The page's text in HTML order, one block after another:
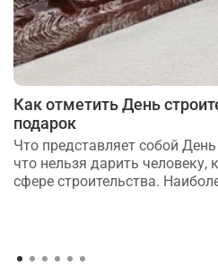
Как отметить День
подарок
Что представляет собой
что нельзя дарить человеку,
сфере строительства.